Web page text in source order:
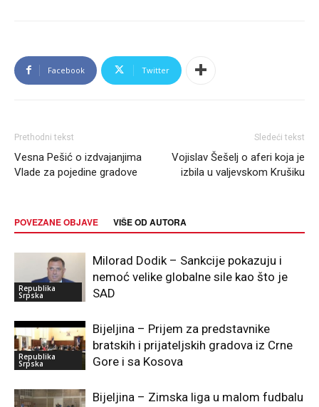
Facebook Twitter
Prethodni tekst
Vesna Pešić o izdvajanjima
Vlade za pojedine gradove
Sledeći tekst
Vojislav Šešelj o aferi koja je
izbila u valjevskom Krušiku
POVEZANE OBJAVE VIŠE OD AUTORA
Republika
Srpska
Milorad Dodik – Sankcije pokazuju i
nemoć velike globalne sile kao što je
SAD
Republika
Srpska
Bijeljina – Prijem za predstavnike
bratskih i prijateljskih gradova iz Crne
Gore i sa Kosova
Bijeljina – Zimska liga u malom fudbalu